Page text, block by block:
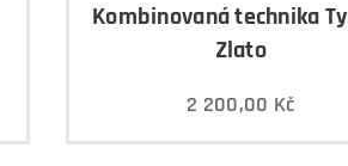
Kombinovaná technika
Zlato
2 200,00 Kč